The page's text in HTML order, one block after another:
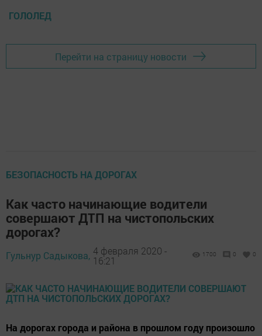
ГОЛОЛЕД
Перейти на страницу новости
БЕЗОПАСНОСТЬ НА ДОРОГАХ
Как часто начинающие водители
совершают ДТП на чистопольских
дорогах?
Гульнур Садыкова, 4 февраля 2020 -
16:21
1700 0 0
На дорогах города и района в прошлом году произошло